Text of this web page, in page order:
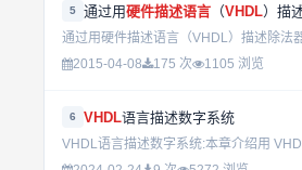
5 通过用硬件描述语言 （VHDL）描
2015-04-08
175 次 1105 浏览
6 VHDL语言描述数字系统